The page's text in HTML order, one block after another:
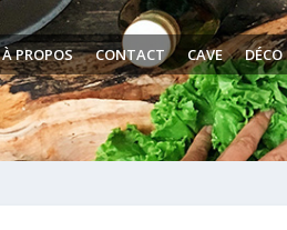
À PROPOS CONTACT CAVE DÉCO